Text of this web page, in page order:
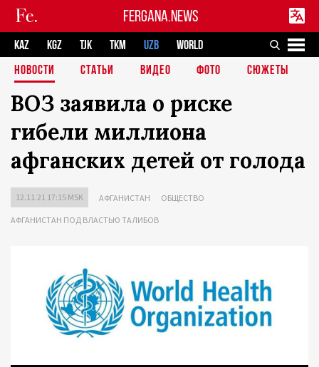
FERGANA.NEWS
KAZ KGZ TJK TKM UZB
WORLD
НОВОСТИ
СТАТЬИ ВИДЕО ФОТО СЮЖЕТЫ
ВОЗ заявила о риске
гибели миллиона
афганских детей от голода
12.11.21 17:15 MSK АФГАНИСТАН ОБЩЕСТВО
АФГАНИСТАН ПОД ВЛАСТЬЮ ТАЛИБОВ